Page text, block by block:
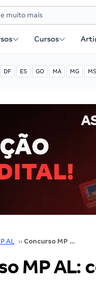
Cursos
DF ES GO MA MG MS
AL ›› Concurso MP AL: conheça os requisitos dos cargos!
MP AL: